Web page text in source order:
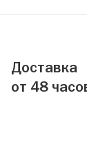
Доставка
от 48